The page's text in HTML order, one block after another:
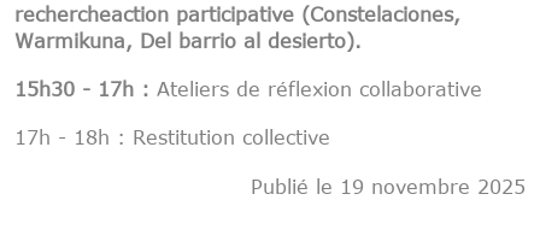
rechercheaction participative (Constelaciones,
Warmikuna, Del barrio al desierto).
15h30 - 17h : Ateliers de réflexion collaborative
17h - 18h : Restitution collective
Publié le 19 novembre 2025